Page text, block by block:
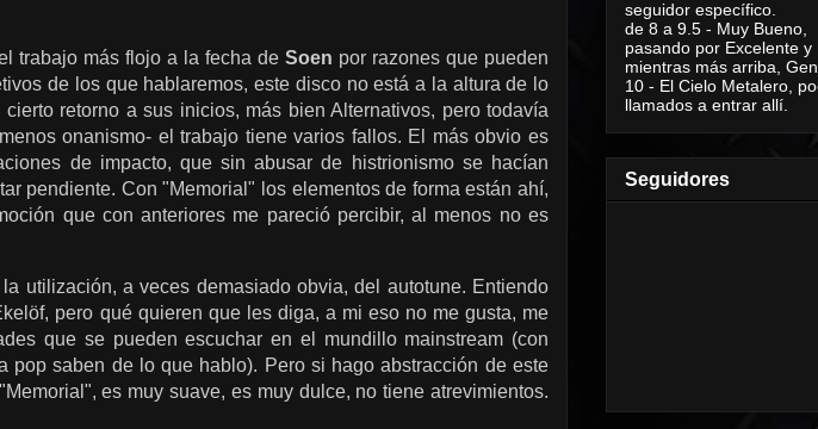
trabajo más flojo a la fecha de Soen por razones que pueden
de los que hablaremos, este disco no está a la altura de lo
retorno a sus inicios, más bien Alternativos, pero todavía
onanismo- el trabajo tiene varios fallos. El más obvio es
de impacto, que sin abusar de histrionismo se hacían
pendiente. Con "Memorial" los elementos de forma están ahí,
que con anteriores me pareció percibir, al menos no es
utilización, a veces demasiado obvia, del autotune. Entiendo
pero qué quieren que les diga, a mi eso no me gusta, me
que se pueden escuchar en el mundillo mainstream (con
pop saben de lo que hablo). Pero si hago abstracción de este
es muy suave, es muy dulce, no tiene atrevimientos.
seguidor específico.
de 8 a 9.5 - Muy Bueno,
pasando por Excelente y
mientras más arriba,
10 - El Cielo Metalero,
llamados a entrar allí.
Seguidores